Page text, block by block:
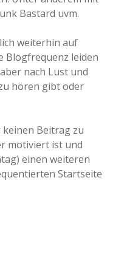
Bastard uvm.
weiterhin auf
Blogfrequenz leiden
nach Lust und
hören gibt oder
keinen Beitrag zu
motiviert ist und
einen weiteren
Startseite